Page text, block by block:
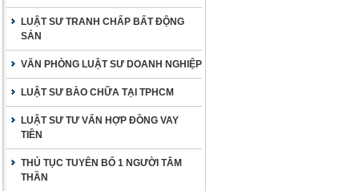
LUẬT SƯ TRANH CHẤP BẤT ĐỘNG
SẢN
VĂN PHÒNG LUẬT SƯ DOANH NGHIỆP
LUẬT SƯ BÀO CHỮA TẠI TPHCM
LUẬT SƯ TƯ VẤN HỢP ĐỒNG VAY
TIỀN
THỦ TỤC TUYÊN BỐ 1 NGƯỜI TÂM
THẦN